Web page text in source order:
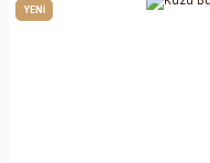
YENİ